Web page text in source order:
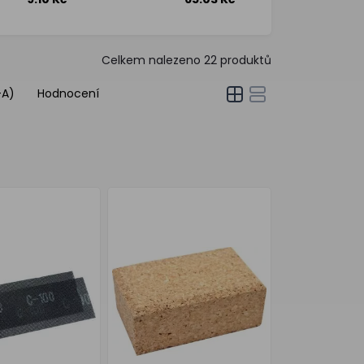
karbid
100 × 40
Celkem nalezeno 22 produktů
Hodnocení